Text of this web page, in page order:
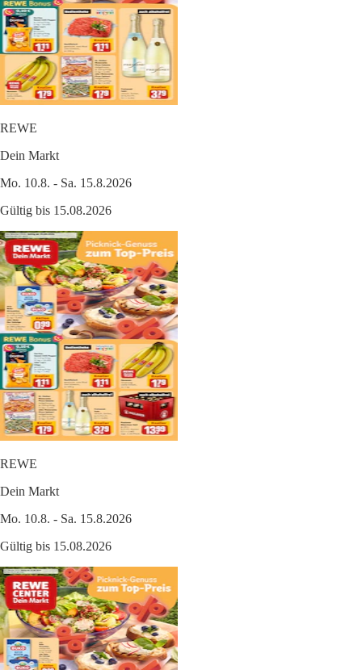
REWE
Dein Markt
Mo. 10.8. - Sa. 15.8.2026
Gültig bis 15.08.2026
REWE
Dein Markt
Mo. 10.8. - Sa. 15.8.2026
Gültig bis 15.08.2026